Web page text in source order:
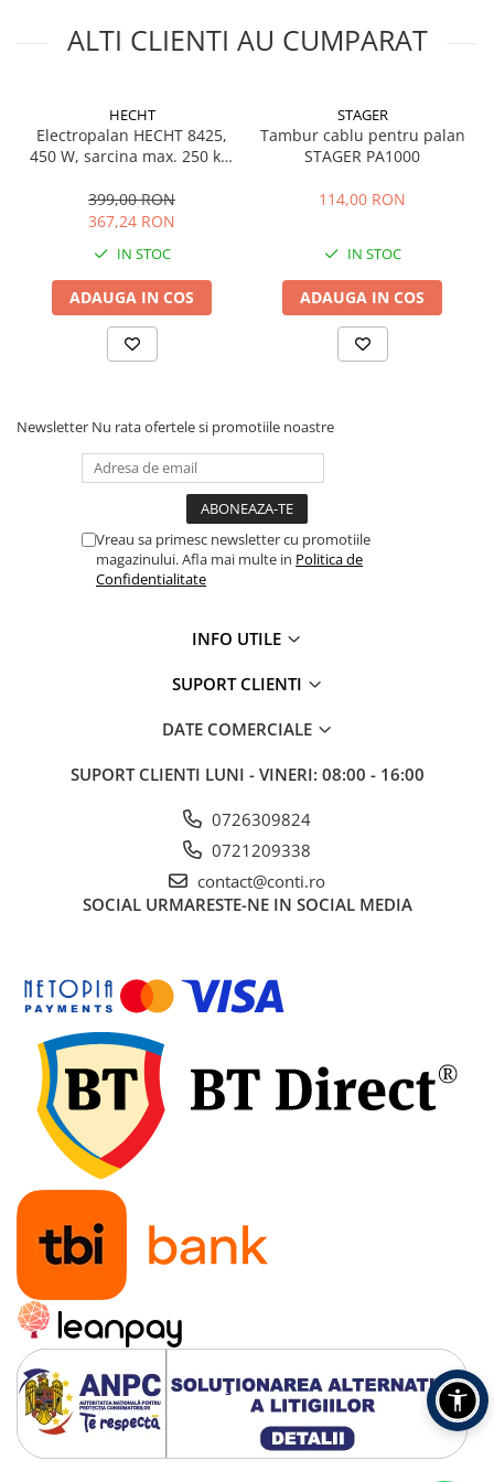
Echipamente marcaje rutiere
Accesorii sisteme pompare
Maiuri compactoare
Placi compactoare unidirectionale
Cilindri vibrocompactori
Accesorii compactoare
Betoniere si Malaxoare
Betoniere
Accesorii betoniere
Scari de lucru si schele
Echipamente pentru transport
Accesorii pentru depozitare,
Tehnica diamantata
Masini de carotat
Masini de sapat santuri (Trenchere)
Accesorii pentru santier
Tubulatura evacuare deseuri
Arzatoare izolatii cu gaz
Amestecatoare
Ciocane demolatoare
Ciocane rotopercutoare
Fierastraie electrice
Masini de frezat
Masini de gaurit si insurubat
Masini de insurubat cu impact
Masini de legat fier-beton
Pistoale de vopsit
Polizoare
Rindele electrice
Slefuitoare
Suflante cu aer cald
Strunguri
Accesorii scule electrice
Scule de mana
ALTI CLIENTI AU CUMPARAT
HECHT
Electropalan HECHT 8425,
450 W, sarcina max. 250 kg,
399,00 RON
367,24 RON
IN STOC
ADAUGA IN COS
STAGER
Tambur cablu pentru palan
STAGER PA1000
114,00 RON
IN STOC
ADAUGA IN COS
Newsletter Nu rata ofertele si promotiile noastre
Vreau sa primesc newsletter cu promotiile
magazinului. Afla mai multe in Politica de
Confidentialitate
INFO UTILE
SUPORT CLIENTI
DATE COMERCIALE
SUPORT CLIENTI LUNI - VINERI: 08:00 - 16:00
0726309824
0721209338
contact@conti.ro
SOCIAL URMARESTE-NE IN SOCIAL MEDIA